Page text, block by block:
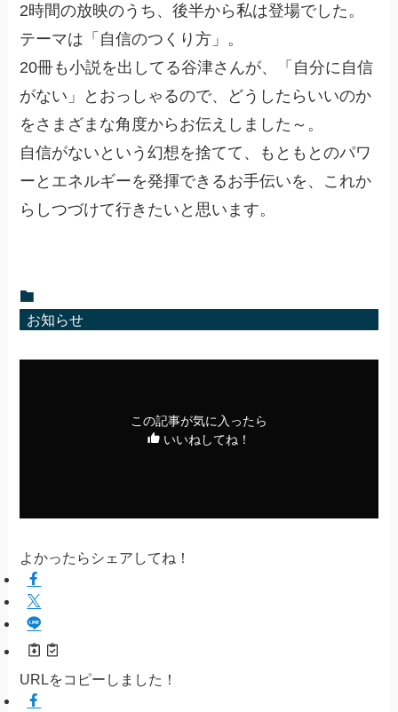
2時間の放映のうち、後半から私は登場でした。
テーマは「自信のつくり方」。
20冊も小説を出してる谷津さんが、「自分に自信
がない」とおっしゃるので、どうしたらいいのか
をさまざまな角度からお伝えしました～。
自信がないという幻想を捨てて、もともとのパワ
ーとエネルギーを発揮できるお手伝いを、これか
らしつづけて行きたいと思います。
お知らせ
この記事が気に入ったら
いいねしてね！
よかったらシェアしてね！
URLをコピーしました！